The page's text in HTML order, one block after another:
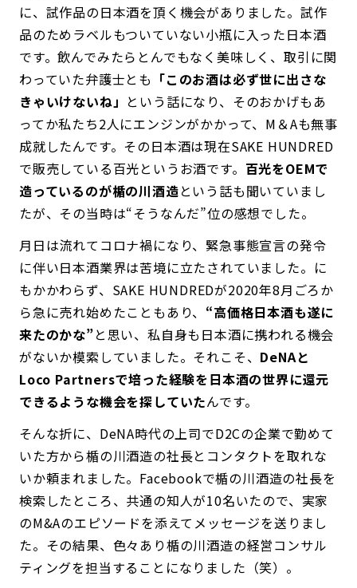
に、試作品の日本酒を頂く機会がありました。試作
品のためラベルもついていない小瓶に入った日本酒
です。飲んでみたらとんでもなく美味しく、取引に関
わっていた弁護士とも 「このお酒は必ず世に出さな
きゃいけないね」 という話になり、そのおかげもあ
ってか私たち2人にエンジンがかかって、M＆Aも無事
成就したんです。その日本酒は現在SAKE HUNDRED
で販売している百光というお酒です。 百光をOEMで
造っているのが楯の川酒造という話も聞いていまし
たが、その当時は“そうなんだ”位の感想でした。
月日は流れてコロナ禍になり、緊急事態宣言の発令
に伴い日本酒業界は苦境に立たされていました。に
もかかわらず、SAKE HUNDREDが2020年8月ごろか
ら急に売れ始めたこともあり、 “高価格日本酒も遂に
来たのかな”と思い、私自身も日本酒に携われる機会
がないか模索していました。それこそ、 DeNAと
Loco Partnersで培った経験を日本酒の世界に還元
できるような機会を探していたんです。
そんな折に、DeNA時代の上司でD2Cの企業で勤めて
いた方から楯の川酒造の社長とコンタクトを取れな
いか頼まれました。Facebookで楯の川酒造の社長を
検索したところ、共通の知人が10名いたので、実家
のM&Aのエピソードを添えてメッセージを送りまし
た。その結果、色々あり楯の川酒造の経営コンサル
ティングを担当することになりました（笑）。